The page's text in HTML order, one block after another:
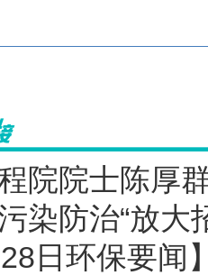
院院士陈厚
染防治“放大
日环保要闻